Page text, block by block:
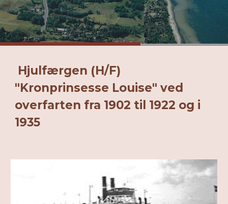
Hjulfærgen (H/F)
"Kronprinsesse Louise" ved
overfarten fra 1902 til 1922 og i
1935